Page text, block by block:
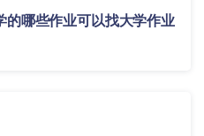
的哪些作业可以找大学作业